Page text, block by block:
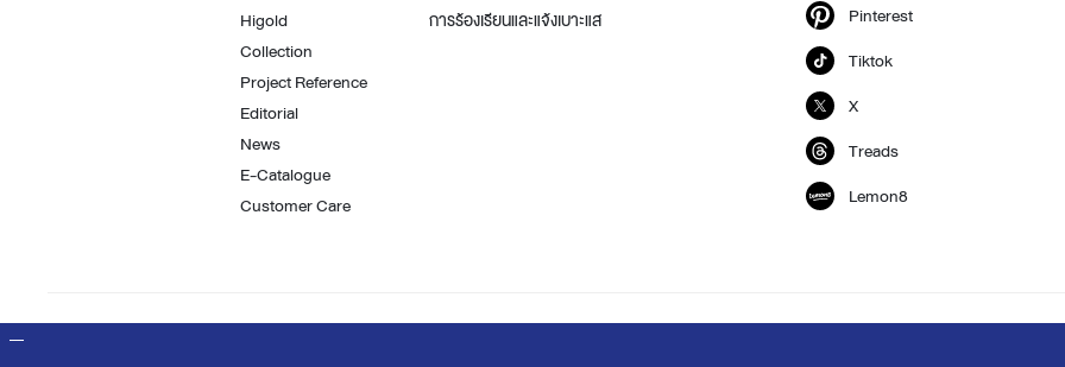
Higold
Collection
Project Reference
Editorial
News
E-Catalogue
Customer Care
การร้องเรียนและแจ้งเบาะแส
Pinterest
Tiktok
X
Treads
Lemon8